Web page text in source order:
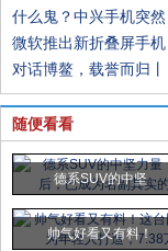
什么鬼？中兴手机突然
微软推出新折叠屏手机
对话博鳌，载誉而归丨
随便看看
德系SUV的中坚
帅气好看又有料！